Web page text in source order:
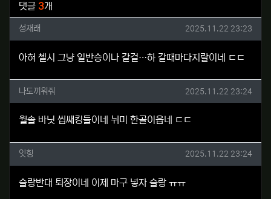
댓글 3개
성재래님의 댓글
성재래 작성일
2025.11.22 23:23
아혀 첼시 그냥 일반승이나 갈걸…하 갈때마다지랄이네 ㄷㄷ
나도끼워줘님의 댓글
나도끼워줘 작성일
2025.11.22 23:24
월솔 바닛 씹쌔킹들이네 뉘미 한골이읍네 ㄷㄷ
잇힝님의 댓글
잇힝 작성일
2025.11.22 23:24
슬랑반대 퇴장이네 이제 마구 넣자 슬랑 ㅠㅠ